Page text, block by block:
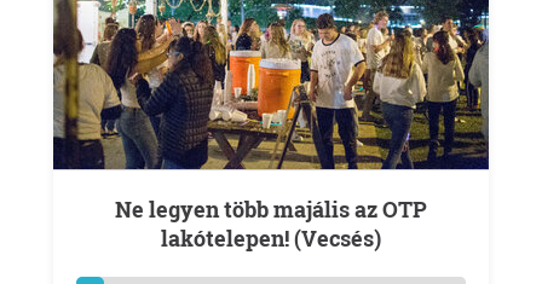
Ne legyen több majális az OTP
lakótelepen! (Vecsés)